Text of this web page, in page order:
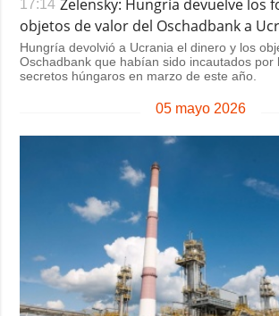
17:14 Zelensky: Hungría devuelve los
objetos de valor del Oschadbank a
Hungría devolvió a Ucrania el dinero y los
Oschadbank que habían sido incautados por
secretos húngaros en marzo de este año.
05 mayo 2026